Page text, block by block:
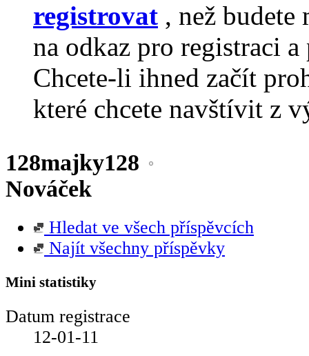
registrovat , než
na odkaz pro registraci
Chcete-li ihned začít
které chcete navštívit z
128majky128
Nováček
Hledat ve všech příspěvcích
Najít všechny příspěvky
Mini statistiky
Datum registrace
12-01-11